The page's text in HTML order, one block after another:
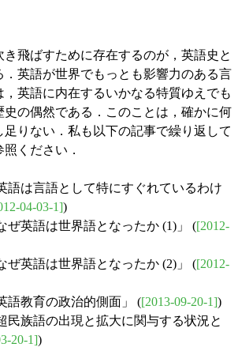
飛ばすために存在するのが，英語史と
．英語が世界でもっとも影響力のある言
，英語に内在するいかなる特質ゆえでも
史の偶然である．このことは，確かに何
足りない．私も以下の記事で繰り返して
ください．
語は言語として特にすぐれているわけ
04-03-1])
ぜ英語は世界語となったか (1)」 ([2012-
ぜ英語は世界語となったか (2)」 ([2012-
語教育の政治的側面」 ([2013-09-20-1])
民族語の出現と拡大に関与する状況と
20-1])